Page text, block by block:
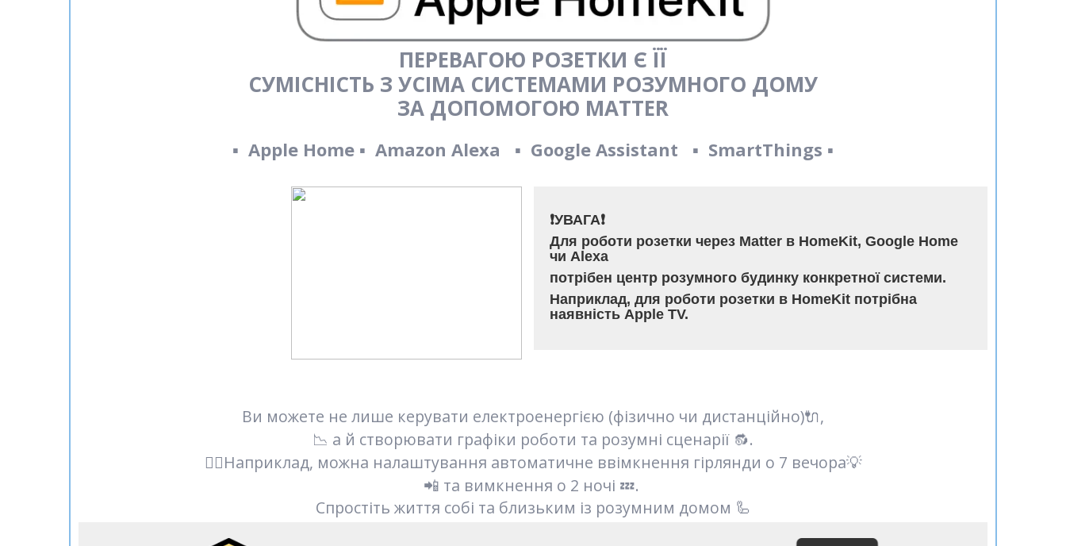
ПЕРЕВАГОЮ РОЗЕТКИ Є ЇЇ
СУМІСНІСТЬ З УСІМА СИСТЕМАМИ РОЗУМНОГО ДОМУ
ЗА ДОПОМОГОЮ MATTER
▪️ Apple Home ▪️ Amazon Alexa ▪️ Google Assistant ▪️ SmartThings ▪️
❗️УВАГА❗️
Для роботи розетки через Matter в HomeKit, Google Home
чи Alexa
потрібен центр розумного будинку конкретної системи.
Наприклад, для роботи розетки в HomeKit потрібна
наявність Apple TV.
Ви можете не лише керувати електроенергією (фізично чи дистанційно)🔌,
📉 а й створювати графіки роботи та розумні сценарії 🔂.
☝🏻Наприклад, можна налаштування автоматичне ввімкнення гірлянди о 7 вечора💡
📲 та вимкнення о 2 ночі 💤.
Спростіть життя собі та близьким із розумним домом 🦾